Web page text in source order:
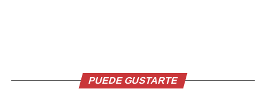
solicitando que cesen las acciones que considera
irrespetuosas.
PUEDE GUSTARTE